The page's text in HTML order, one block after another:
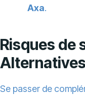
Axa.
Risques de
Alternatives
Se passer de